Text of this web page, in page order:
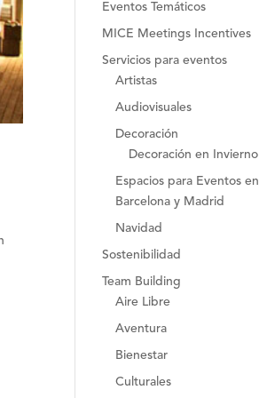
Eventos Temáticos
MICE Meetings Incentives
Servicios para eventos
Artistas
Audiovisuales
Decoración
Decoración en Invierno
Espacios para Eventos en
Barcelona y Madrid
Navidad
Sostenibilidad
Team Building
Aire Libre
Aventura
Bienestar
Culturales